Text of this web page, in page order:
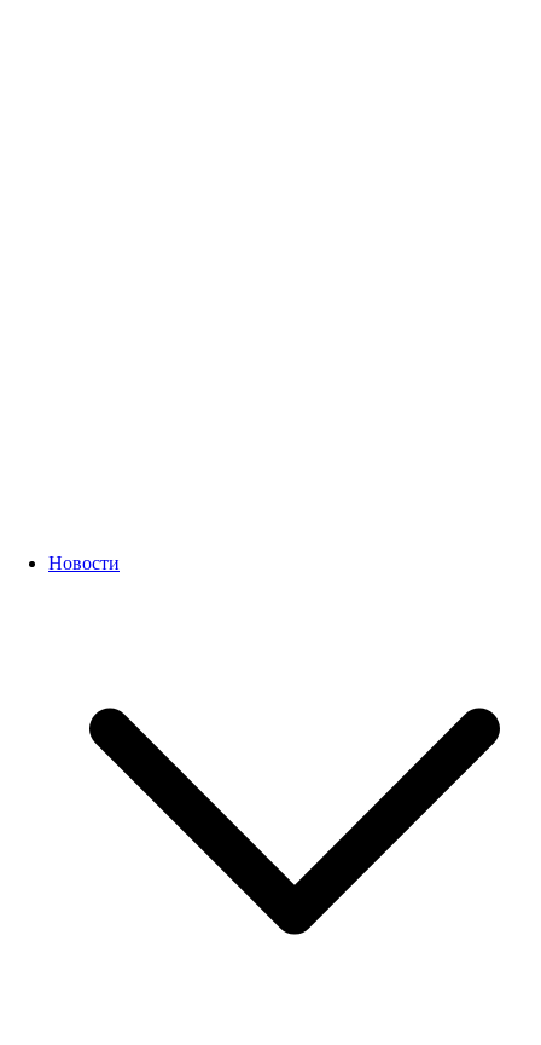
Новости